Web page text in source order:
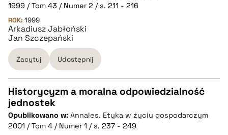
pobierz cytat
BIBTEX
pobierz cytat
1999 / Tom 43 / Numer 2 / s. 211 - 216
ROK: 1999
Arkadiusz Jabłoński
Jan Szczepański
Zacytuj Udostępnij
CZYSTY TEKST
Historycyzm a moralna odpowiedzialność
jednostek
Opublikowano w: Annales. Etyka w życiu gospodarczym
2001 / Tom 4 / Numer 1 / s. 237 - 249